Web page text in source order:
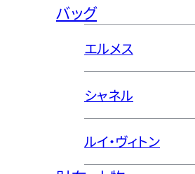
バッグ
エルメス
シャネル
ルイ・ヴィトン